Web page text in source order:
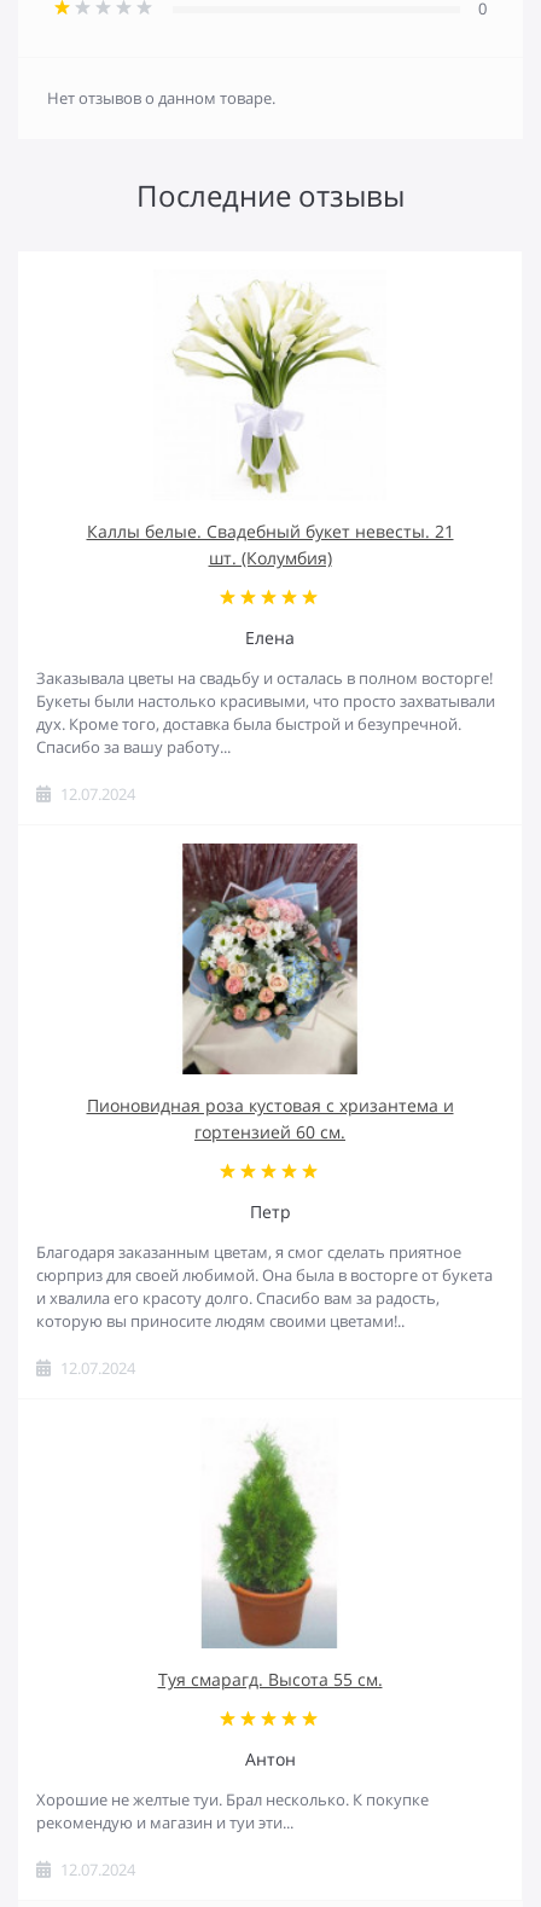
0
Нет отзывов о данном товаре.
Последние отзывы
Каллы белые. Свадебный букет невесты. 21
шт. (Колумбия)
Елена
Заказывала цветы на свадьбу и осталась в полном восторге!
Букеты были настолько красивыми, что просто захватывали
дух. Кроме того, доставка была быстрой и безупречной.
Спасибо за вашу работу...
12.07.2024
Пионовидная роза кустовая с хризантема и
гортензией 60 см.
Петр
Благодаря заказанным цветам, я смог сделать приятное
сюрприз для своей любимой. Она была в восторге от букета
и хвалила его красоту долго. Спасибо вам за радость,
которую вы приносите людям своими цветами!..
12.07.2024
Туя смарагд. Высота 55 см.
Антон
Хорошие не желтые туи. Брал несколько. К покупке
рекомендую и магазин и туи эти...
12.07.2024